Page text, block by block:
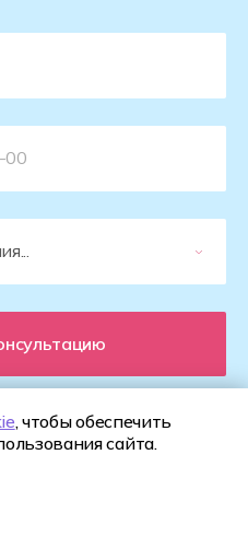
я даюСогласиена обработку
, чтобы обеспечить
сайта.